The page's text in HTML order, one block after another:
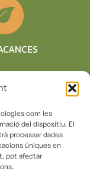
com les
del dispositiu. El
processar dades
úniques en
pot afectar